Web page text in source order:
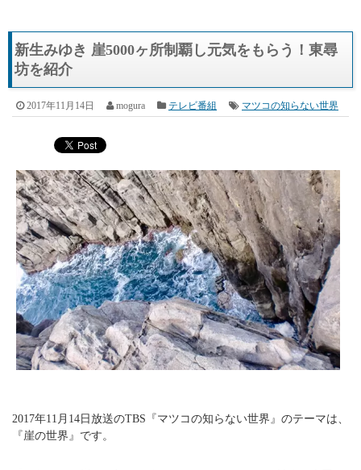
新生みゆき 崖5000ヶ所制覇し元気をもらう！東尋
坊を紹介
2017年11月14日 mogura テレビ番組 マツコの知らない世界
2017年11月14日放送のTBS『マツコの知らない世界』のテーマは、
『崖の世界』です。